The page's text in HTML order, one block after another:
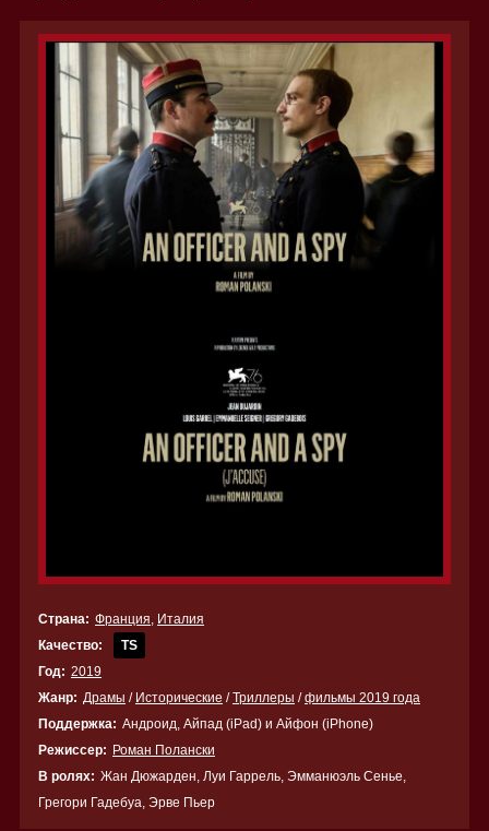
Страна: Франция, Италия
Качество:
TS
Год: 2019
Жанр: Драмы / Исторические /Триллеры /фильмы 2019 года
Поддержка: Андроид, Айпад (iPad) и Айфон (iPhone)
Режиссер: Роман Полански
В ролях: Жан Дюжарден, Луи Гаррель, Эмманюэль Сенье,
Грегори Гадебуа, Эрве Пьер